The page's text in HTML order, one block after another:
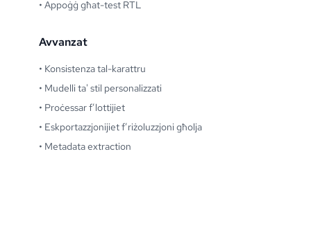
• Appoġġ għat-test RTL
Avvanzat
• Konsistenza tal-karattru
• Mudelli ta' stil personalizzati
• Proċessar f’lottijiet
• Eskportazzjonijiet f’riżoluzzjoni għolja
• Metadata extraction